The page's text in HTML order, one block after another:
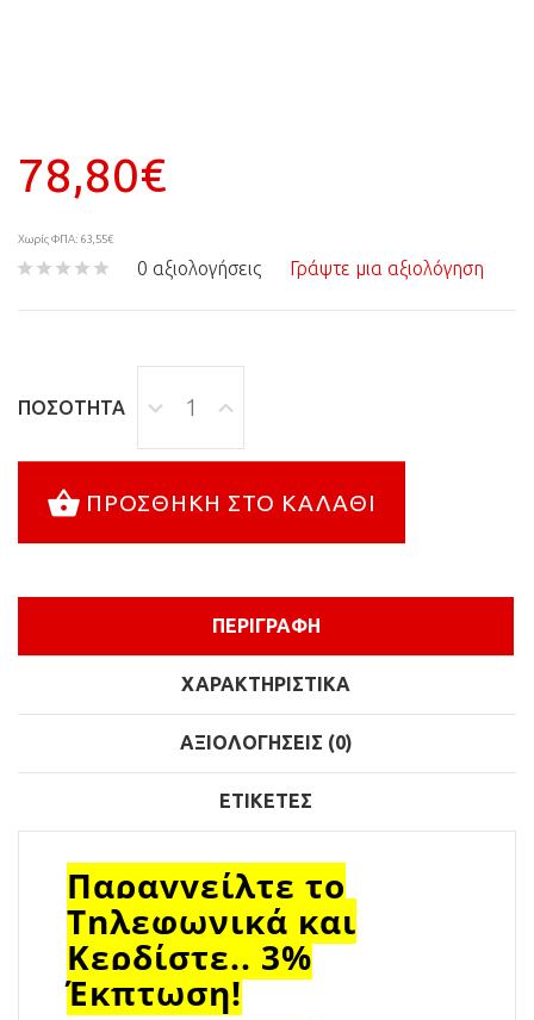
78,80€
Χωρίς ΦΠΑ: 63,55€
0 αξιολογήσεις Γράψτε μια αξιολόγηση
ΠΟΣΌΤΗΤΑ
ΠΡΟΣΘΉΚΗ ΣΤΟ ΚΑΛΆΘΙ
ΠΕΡΙΓΡΑΦΉ
ΧΑΡΑΚΤΗΡΙΣΤΙΚΆ
ΑΞΙΟΛΟΓΉΣΕΙΣ (0)
ΕΤΙΚΈΤΕΣ
Παραγγείλτε το
Τηλεφωνικά και
Κερδίστε.. 3%
Έκπτωση!